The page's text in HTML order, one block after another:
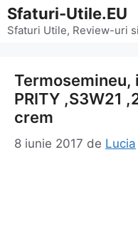
Sari
la
Sfaturi-Utile.EU
Sfaturi Utile, Review-uri
PRITY ,S3W21
crem
8 iunie 2017 de Lucia